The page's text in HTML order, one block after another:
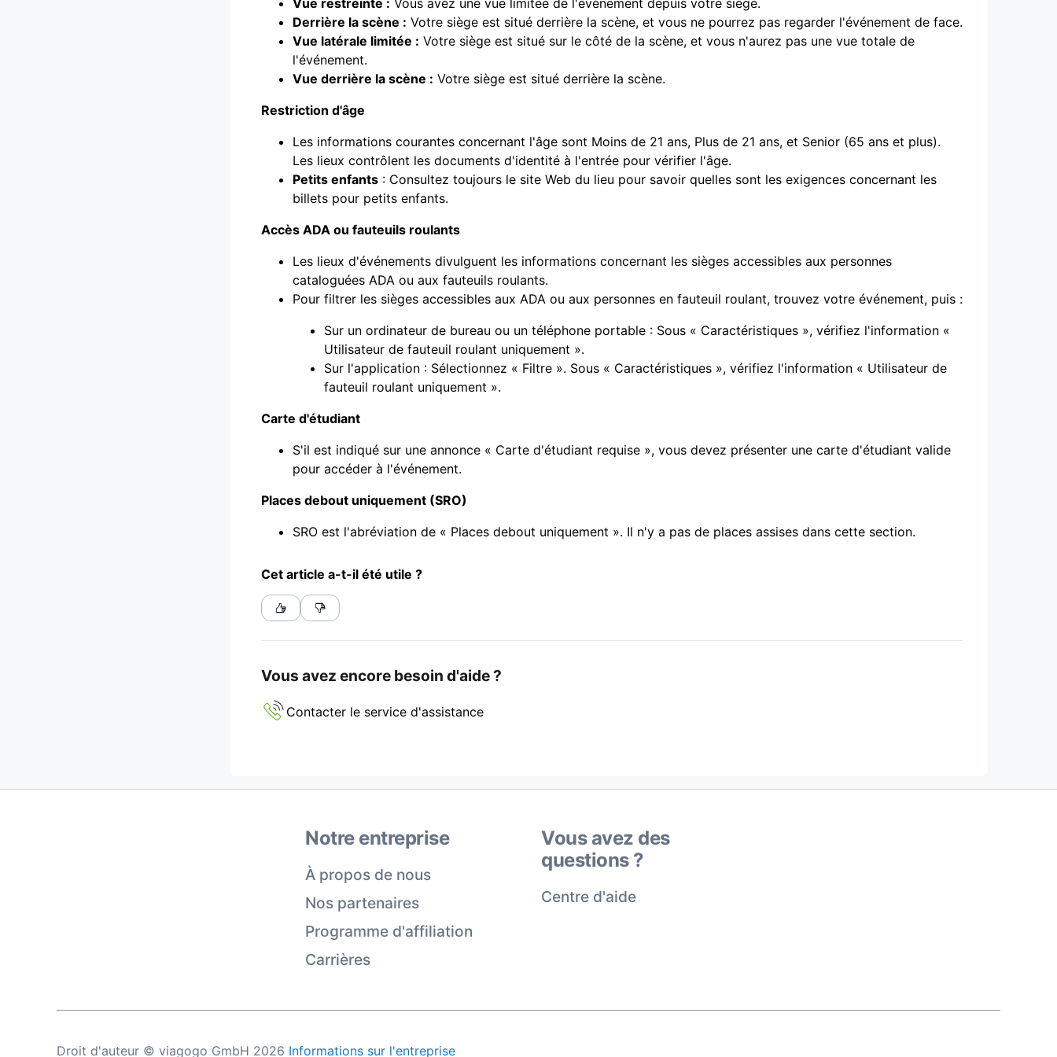
Vue restreinte : Vous avez une vue limitée de l'événement depuis votre siège.
Derrière la scène : Votre siège est situé derrière la scène, et vous ne pourrez pas regarder l'événement de face.
Vue latérale limitée : Votre siège est situé sur le côté de la scène, et vous n'aurez pas une vue totale de
l'événement.
Vue derrière la scène : Votre siège est situé derrière la scène.
Restriction d'âge
Les informations courantes concernant l'âge sont Moins de 21 ans, Plus de 21 ans, et Senior (65 ans et plus).
Les lieux contrôlent les documents d'identité à l'entrée pour vérifier l'âge.
Petits enfants : Consultez toujours le site Web du lieu pour savoir quelles sont les exigences concernant les
billets pour petits enfants.
Accès ADA ou fauteuils roulants
Les lieux d'événements divulguent les informations concernant les sièges accessibles aux personnes
cataloguées ADA ou aux fauteuils roulants.
Pour filtrer les sièges accessibles aux ADA ou aux personnes en fauteuil roulant, trouvez votre événement, puis :
Sur un ordinateur de bureau ou un téléphone portable : Sous « Caractéristiques », vérifiez l'information «
Utilisateur de fauteuil roulant uniquement ».
Sur l'application : Sélectionnez « Filtre ». Sous « Caractéristiques », vérifiez l'information « Utilisateur de
fauteuil roulant uniquement ».
Carte d'étudiant
S'il est indiqué sur une annonce « Carte d'étudiant requise », vous devez présenter une carte d'étudiant valide
pour accéder à l'événement.
Places debout uniquement (SRO)
SRO est l'abréviation de « Places debout uniquement ». Il n'y a pas de places assises dans cette section.
Cet article a-t-il été utile ?
Vous avez encore besoin d'aide ?
Contacter le service d'assistance
Notre entreprise
À propos de nous
Nos partenaires
Programme d'affiliation
Carrières
Vous avez des
questions ?
Centre d'aide
Droit d'auteur © viagogo GmbH 2026 Informations sur l'entreprise